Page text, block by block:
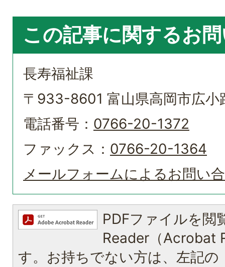
この記事に関するお
長寿福祉課
〒933-8601 富山県高岡市広
電話番号： 0766-20-1372
ファックス： 0766-20-1364
メールフォームによるお問い
PDFファイルを閲
Reader（Acrobat
す。お持ちでない方は、左記の